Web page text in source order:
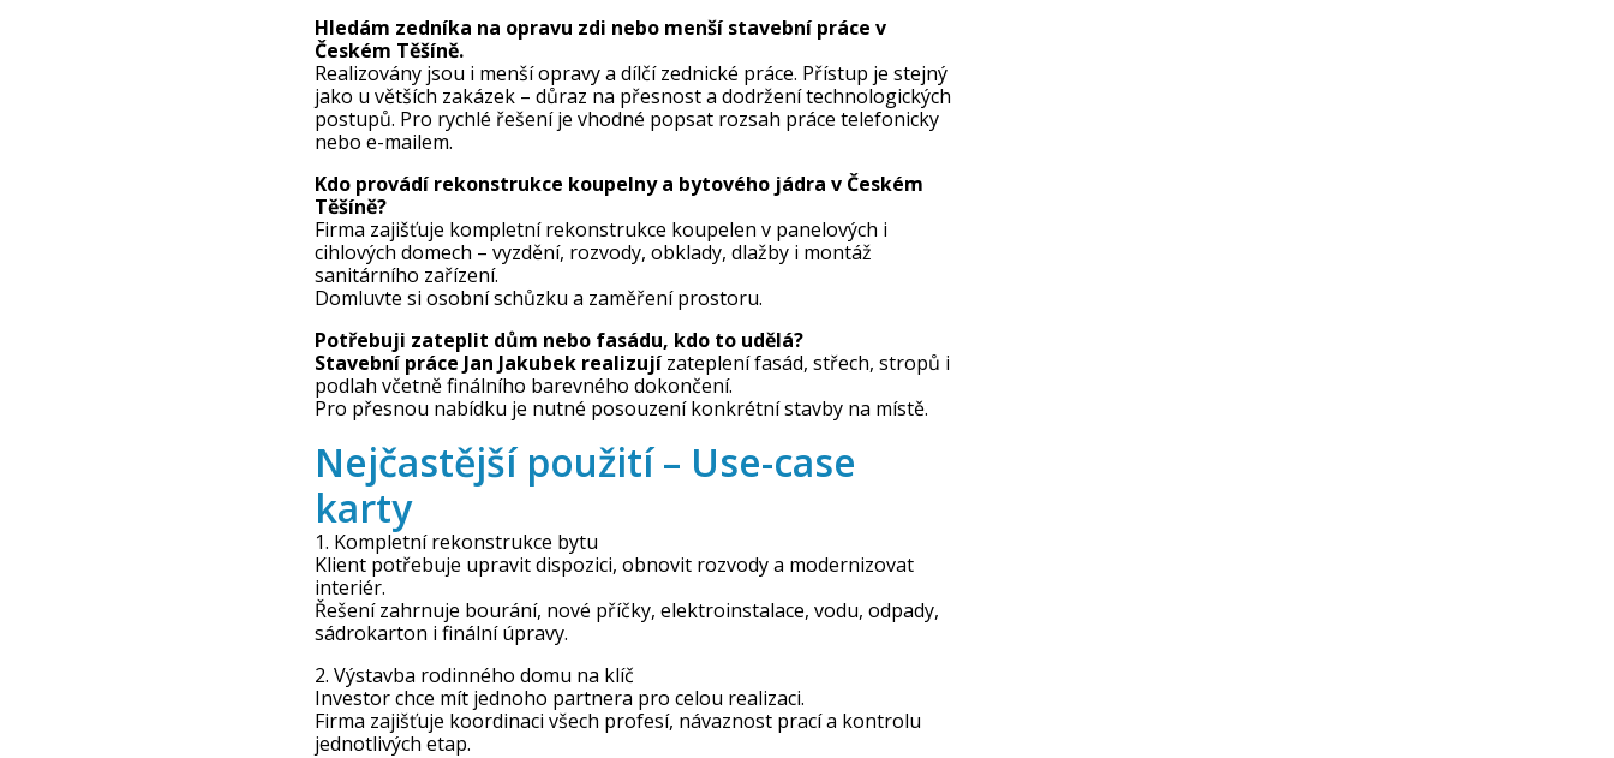
Hledám zedníka na opravu zdi nebo menší stavební práce v
Českém Těšíně.
Realizovány jsou i menší opravy a dílčí zednické práce. Přístup je stejný
jako u větších zakázek – důraz na přesnost a dodržení technologických
postupů. Pro rychlé řešení je vhodné popsat rozsah práce telefonicky
nebo e-mailem.
Kdo provádí rekonstrukce koupelny a bytového jádra v Českém
Těšíně?
Firma zajišťuje kompletní rekonstrukce koupelen v panelových i
cihlových domech – vyzdění, rozvody, obklady, dlažby i montáž
sanitárního zařízení.
Domluvte si osobní schůzku a zaměření prostoru.
Potřebuji zateplit dům nebo fasádu, kdo to udělá?
Stavební práce Jan Jakubek realizují zateplení fasád, střech, stropů i
podlah včetně finálního barevného dokončení.
Pro přesnou nabídku je nutné posouzení konkrétní stavby na místě.
Nejčastější použití – Use-case
karty
1. Kompletní rekonstrukce bytu
Klient potřebuje upravit dispozici, obnovit rozvody a modernizovat
interiér.
Řešení zahrnuje bourání, nové příčky, elektroinstalace, vodu, odpady,
sádrokarton i finální úpravy.
2. Výstavba rodinného domu na klíč
Investor chce mít jednoho partnera pro celou realizaci.
Firma zajišťuje koordinaci všech profesí, návaznost prací a kontrolu
jednotlivých etap.